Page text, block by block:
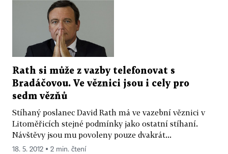
Rath si může z vazby telefonovat s
Bradáčovou. Ve věznici jsou i cely pro
sedm vězňů
Stíhaný poslanec David Rath má ve vazební věznici v
Litoměřicích stejné podmínky jako ostatní stíhaní.
Návštěvy jsou mu povoleny pouze dvakrát...
18. 5. 2012 ▪ 2 min. čtení